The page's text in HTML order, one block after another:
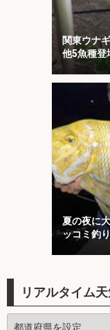
関東ウナ
他5魚種登
川・埼玉】
夏の夜に
ッコミ釣
リアルタイム